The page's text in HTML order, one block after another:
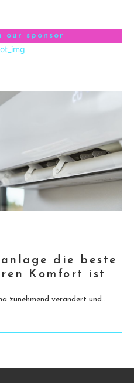
our sponsor
die beste
Komfort ist
zunehmend verändert und...